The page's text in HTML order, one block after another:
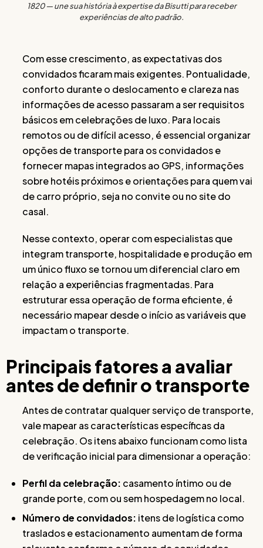
1820 — une sua história à expertise da Bisutti para receber
experiências de alto padrão.
Com esse crescimento, as expectativas dos
convidados ficaram mais exigentes. Pontualidade,
conforto durante o deslocamento e clareza nas
informações de acesso passaram a ser requisitos
básicos em celebrações de luxo. Para locais
remotos ou de difícil acesso, é essencial organizar
opções de transporte para os convidados e
fornecer mapas integrados ao GPS, informações
sobre hotéis próximos e orientações para quem vai
de carro próprio, seja no convite ou no site do
casal.
Nesse contexto, operar com especialistas que
integram transporte, hospitalidade e produção em
um único fluxo se tornou um diferencial claro em
relação a experiências fragmentadas. Para
estruturar essa operação de forma eficiente, é
necessário mapear desde o início as variáveis que
impactam o transporte.
Principais fatores a avaliar
antes de definir o transporte
Antes de contratar qualquer serviço de transporte,
vale mapear as características específicas da
celebração. Os itens abaixo funcionam como lista
de verificação inicial para dimensionar a operação:
Perfil da celebração: casamento íntimo ou de
grande porte, com ou sem hospedagem no local.
Número de convidados: itens de logística como
traslados e estacionamento aumentam de forma